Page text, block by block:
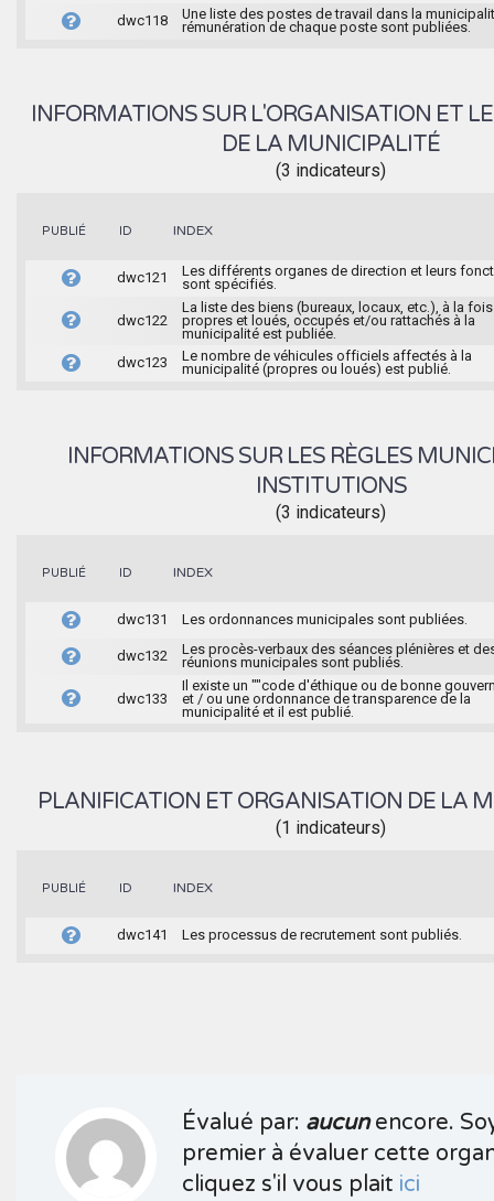
dwc118
Une liste des postes de travail dans la
rémunération de chaque poste sont publiées.
INFORMATIONS SUR L'ORGANISATION ET
DE LA MUNICIPALITÉ
(3 indicateurs)
PUBLIÉ ID INDEX
dwc121
Les différents organes de direction et leurs
sont spécifiés.
dwc122
La liste des biens (bureaux, locaux, etc.), à la fois
propres et loués, occupés et/ou rattachés à la
municipalité est publiée.
dwc123
Le nombre de véhicules officiels affectés à la
municipalité (propres ou loués) est publié.
INFORMATIONS SUR LES RÈGLES
INSTITUTIONS
(3 indicateurs)
PUBLIÉ ID INDEX
dwc131 Les ordonnances municipales sont publiées.
dwc132
Les procès-verbaux des séances plénières et
réunions municipales sont publiés.
dwc133
Il existe un ""code d'éthique ou de bonne
et / ou une ordonnance de transparence de la
municipalité et il est publié.
PLANIFICATION ET ORGANISATION DE LA
(1 indicateurs)
PUBLIÉ ID INDEX
dwc141 Les processus de recrutement sont publiés.
Évalué par: aucunencore.
premier à évaluer cette
cliquez s'il vous plait ici